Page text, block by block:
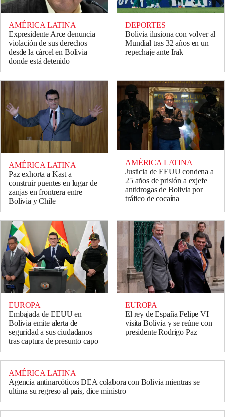
AMÉRICA LATINA
Expresidente Arce denuncia
violación de sus derechos
desde la cárcel en Bolivia
donde está detenido
DEPORTES
Bolivia ilusiona con volver al
Mundial tras 32 años en un
repechaje ante Irak
AMÉRICA LATINA
Paz exhorta a Kast a
construir puentes en lugar de
zanjas en frontrera entre
Bolivia y Chile
AMÉRICA LATINA
Justicia de EEUU condena a
25 años de prisión a exjefe
antidrogas de Bolivia por
tráfico de cocaína
EUROPA
Embajada de EEUU en
Bolivia emite alerta de
seguridad a sus ciudadanos
tras captura de presunto capo
EUROPA
El rey de España Felipe VI
visita Bolivia y se reúne con
presidente Rodrigo Paz
AMÉRICA LATINA
Agencia antinarcóticos DEA colabora con Bolivia mientras se
ultima su regreso al país, dice ministro